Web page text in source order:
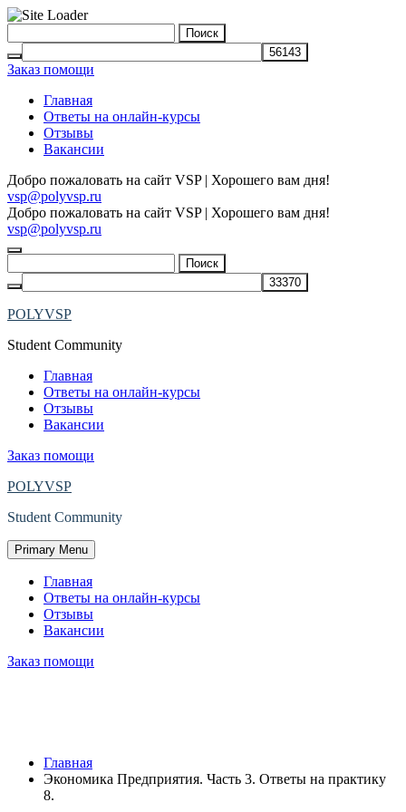
to
content
Заказ помощи
Главная
Ответы на онлайн-курсы
Отзывы
Вакансии
Добро пожаловать на сайт VSP | Хорошего вам дня!
vsp@polyvsp.ru
Добро пожаловать на сайт VSP | Хорошего вам дня!
vsp@polyvsp.ru
POLYVSP
Student Community
Главная
Ответы на онлайн-курсы
Отзывы
Вакансии
Заказ помощи
POLYVSP
Student Community
Primary Menu
Главная
Ответы на онлайн-курсы
Отзывы
Вакансии
Заказ помощи
Главная
Экономика Предприятия. Часть 3. Ответы на практику
8.